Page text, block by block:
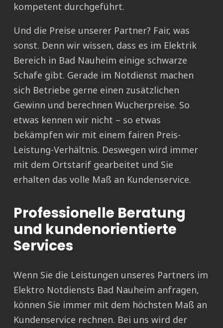
kompetent durchgeführt.
Und die Preise unserer Partner? Fair, was
sonst. Denn wir wissen, dass es im Elektrik
Bereich in Bad Nauheim einige schwarze
Schafe gibt. Gerade im Notdienst machen
sich Betriebe gerne einen zusätzlichen
Gewinn und berechnen Wucherpreise. So
etwas kennen wir nicht – so etwas
bekämpfen wir mit einem fairen Preis-
Leistung-Verhältnis. Deswegen wird immer
mit dem Ortstarif gearbeitet und Sie
erhalten das volle Maß an Kundenservice.
Professionelle Beratung
und kundenorientierte
Services
Wenn Sie die Leistungen unseres Partners im
Elektro Notdiensts Bad Nauheim anfragen,
können Sie immer mit dem höchsten Maß an
Kundenservice rechnen. Bei uns wird der